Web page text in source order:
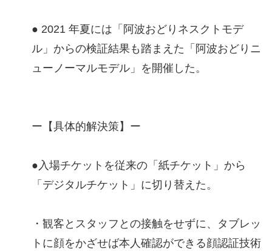
● 2021 年夏には「阿波おどりネスクトモデ
ル」からの検証結果も踏まえた「阿波おどりニ
ューノーマルモデル」を開催した。
ー【具体的解決策】ー
●入場チケットを従来の「紙チケット」から
「デジタルチケット」に切り替えた。
・観客とスタッフとの接触をせずに、タブレッ
トに顔をかざせば本人確認ができる顔認証技術